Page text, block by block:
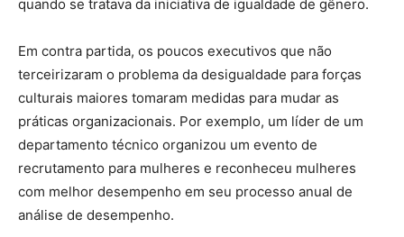
quando se tratava da iniciativa de igualdade de gênero.
Em contra partida, os poucos executivos que não
terceirizaram o problema da desigualdade para forças
culturais maiores tomaram medidas para mudar as
práticas organizacionais. Por exemplo, um líder de um
departamento técnico organizou um evento de
recrutamento para mulheres e reconheceu mulheres
com melhor desempenho em seu processo anual de
análise de desempenho.